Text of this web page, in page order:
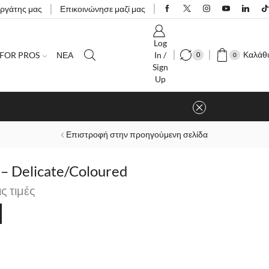
μας Επικοινώνησε μαζί μας
FOR PROS ΝΕΑ
Log
In /
Sign
Up
0 0 Καλάθι
Επιστροφή στην προηγούμενη σελίδα
Delicate/Coloured
τιμές